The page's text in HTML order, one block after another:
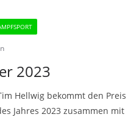
2023
Hellwig bekommt den Preis
Jahres 2023 zusammen mit